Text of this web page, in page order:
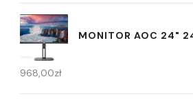
MONITOR AOC 24"
968,00zł